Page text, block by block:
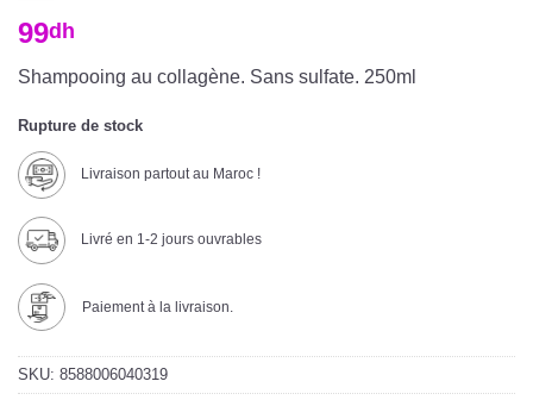
99dh
Shampooing au collagène. Sans sulfate. 250ml
Rupture de stock
Livraison partout au Maroc !
Livré en 1-2 jours ouvrables
Paiement à la livraison.
SKU: 8588006040319